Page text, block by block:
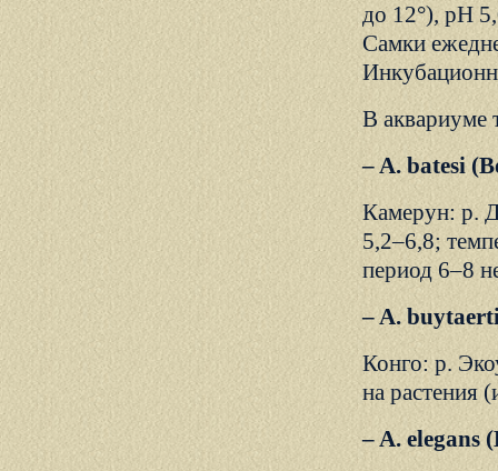
до 12°), рН
Самки
В аквариуме
– A. batesi
Камерун: р.
5,2–6,8;
период 6–8
– A.
Конго: р.
на растения
– A. elegans